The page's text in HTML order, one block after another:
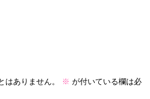
はありません。 ※ が付いている欄は必